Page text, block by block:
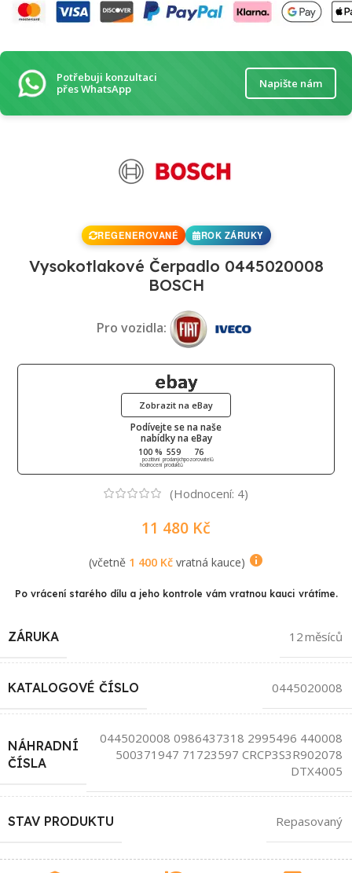
Potřebuji konzultaci
přes WhatsApp
Napište nám
REGENEROVANÉ ROK ZÁRUKY
Vysokotlakové Čerpadlo 0445020008
BOSCH
Pro vozidla:
Podívejte se na naše
nabídky na eBay
100 %
pozitivní
hodnocení
559
prodaných
produktů
76
pozorovatelů
Zobrazit na eBay
(Hodnocení: 4)
11 480 Kč
(včetně 1 400 Kčvratná kauce)
Po vrácení starého dílu a jeho kontrole vám vratnou kauci vrátíme.
ZÁRUKA 12 měsíců
KATALOGOVÉ ČÍSLO 0445020008
NÁHRADNÍ
ČÍSLA
0445020008 0986437318 2995496 440008
500371947 71723597 CRCP3S3R902078
DTX4005
STAV PRODUKTU Repasovaný